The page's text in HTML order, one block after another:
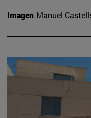
Imagen Manuel